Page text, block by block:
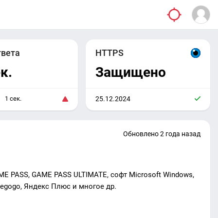
1 сек.
HTTPS
Защищено
25.12.2024
Обновлено 2 года назад
PASS, GAME PASS ULTIMATE, софт Microsoft Windows,
Яндекс Плюс и многое др.